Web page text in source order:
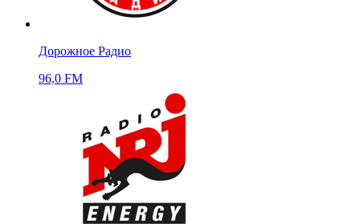
Дорожное Радио
96,0 FM